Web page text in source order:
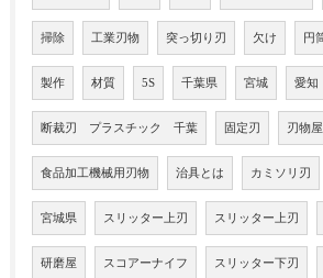
掃除 工業刃物 突っ切り刃 欠け 円
製作 材質 5S 千葉県 宮城 愛知
断裁刃 プラスチック 千葉 固定刃 刃物屋
食品加工機械用刃物 治具とは カミソリ刃
宮城県 スリッター上刃 スリッター上刃
研磨屋 スコアーナイフ スリッター下刃